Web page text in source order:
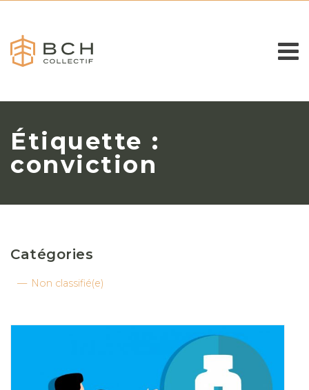
Étiquette :
conviction
Catégories
Non classifié(e)